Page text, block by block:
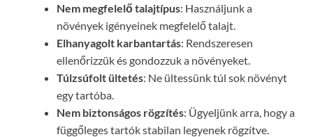
Nem megfelelő talajtípus: Használjunk a
növények igényeinek megfelelő talajt.
Elhanyagolt karbantartás: Rendszeresen
ellenőrizzük és gondozzuk a növényeket.
Túlzsúfolt ültetés: Ne ültessünk túl sok növényt
egy tartóba.
Nem biztonságos rögzítés: Ügyeljünk arra, hogy a
függőleges tartók stabilan legyenek rögzítve.